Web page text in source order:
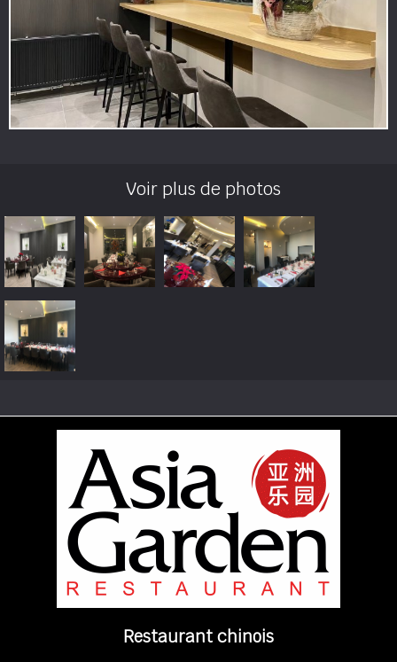
Voir plus de photos
Restaurant chinois